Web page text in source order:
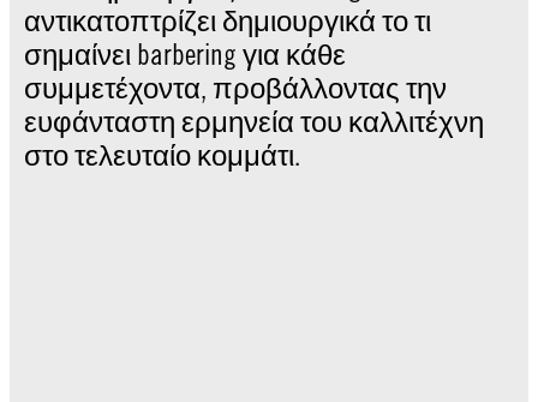
αντικατοπτρίζει δημιουργικά το τι
σημαίνει barbering για κάθε
συμμετέχοντα, προβάλλοντας την
ευφάνταστη ερμηνεία του καλλιτέχνη
στο τελευταίο κομμάτι.